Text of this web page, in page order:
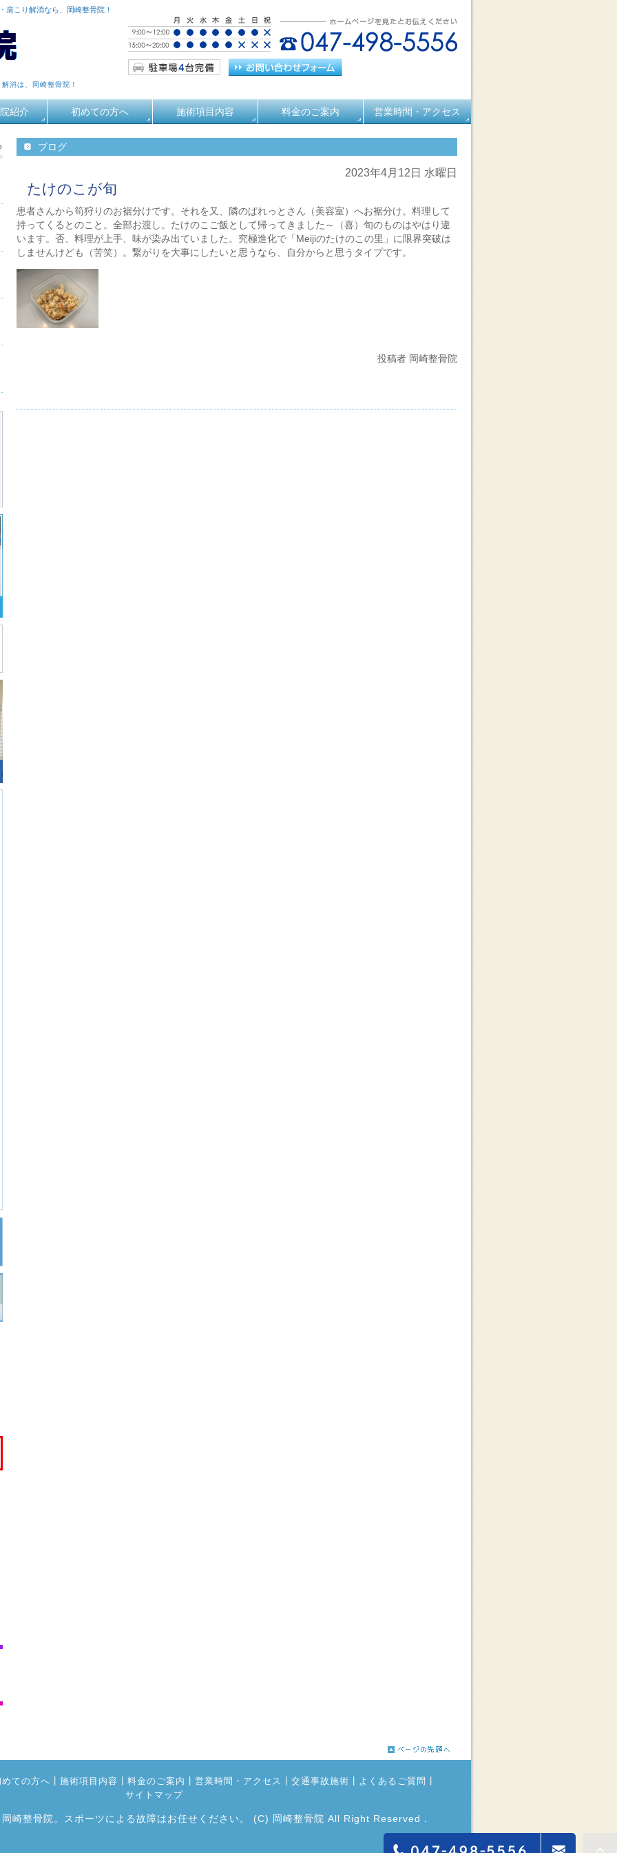
肩こり解消なら、岡崎整骨院！
消は、岡崎整骨院！
紹介 初めての方へ 施術項目内容 料金のご案内 営業時間・アクセス
ブログ
2023年4月12日 水曜日
たけのこが旬
患者さんから筍狩りのお裾分けです。それを又、隣のぱれっとさん（美容室）へお裾分け。料理して
持ってくるとのこと。全部お渡し。たけのこご飯として帰ってきました～（喜）旬のものはやはり違
います。否、料理が上手、味が染み出ていました。究極進化で「Meijiのたけのこの里」に限界突破は
しませんけども（苦笑）。繋がりを大事にしたいと思うなら、自分からと思うタイプです。
投稿者 岡崎整骨院
めての方へ 施術項目内容 料金のご案内 営業時間・アクセス 交通事故施術 よくあるご質問
サイトマップ
崎整骨院。スポーツによる故障はお任せください。 (C) 岡崎整骨院 All Right Reserved．